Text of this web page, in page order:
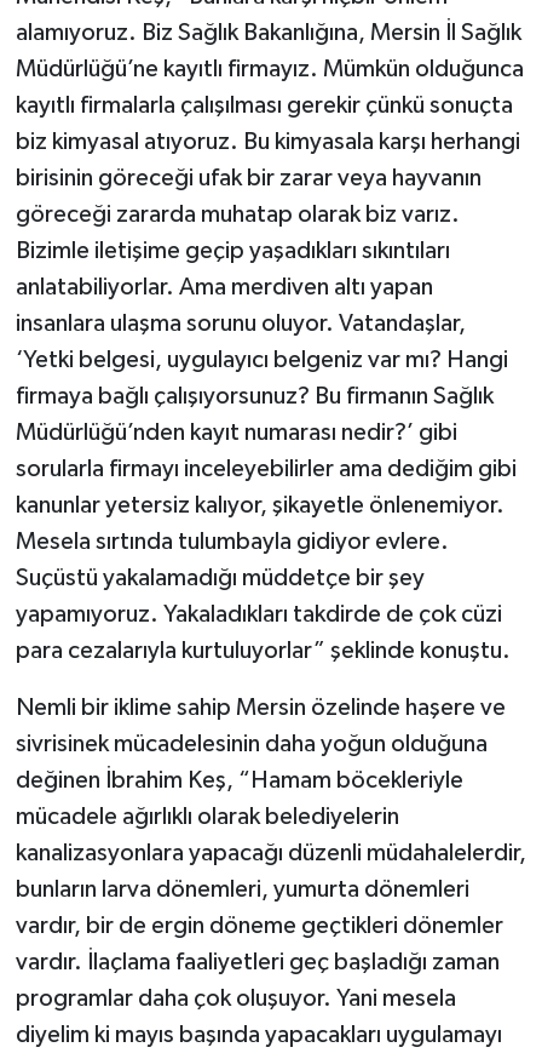
alamıyoruz. Biz Sağlık Bakanlığına, Mersin İl Sağlık
Müdürlüğü’ne kayıtlı firmayız. Mümkün olduğunca
kayıtlı firmalarla çalışılması gerekir çünkü sonuçta
biz kimyasal atıyoruz. Bu kimyasala karşı herhangi
birisinin göreceği ufak bir zarar veya hayvanın
göreceği zararda muhatap olarak biz varız.
Bizimle iletişime geçip yaşadıkları sıkıntıları
anlatabiliyorlar. Ama merdiven altı yapan
insanlara ulaşma sorunu oluyor. Vatandaşlar,
‘Yetki belgesi, uygulayıcı belgeniz var mı? Hangi
firmaya bağlı çalışıyorsunuz? Bu firmanın Sağlık
Müdürlüğü’nden kayıt numarası nedir?’ gibi
sorularla firmayı inceleyebilirler ama dediğim gibi
kanunlar yetersiz kalıyor, şikayetle önlenemiyor.
Mesela sırtında tulumbayla gidiyor evlere.
Suçüstü yakalamadığı müddetçe bir şey
yapamıyoruz. Yakaladıkları takdirde de çok cüzi
para cezalarıyla kurtuluyorlar” şeklinde konuştu.
Nemli bir iklime sahip Mersin özelinde haşere ve
sivrisinek mücadelesinin daha yoğun olduğuna
değinen İbrahim Keş, “Hamam böcekleriyle
mücadele ağırlıklı olarak belediyelerin
kanalizasyonlara yapacağı düzenli müdahalelerdir,
bunların larva dönemleri, yumurta dönemleri
vardır, bir de ergin döneme geçtikleri dönemler
vardır. İlaçlama faaliyetleri geç başladığı zaman
programlar daha çok oluşuyor. Yani mesela
diyelim ki mayıs başında yapacakları uygulamayı